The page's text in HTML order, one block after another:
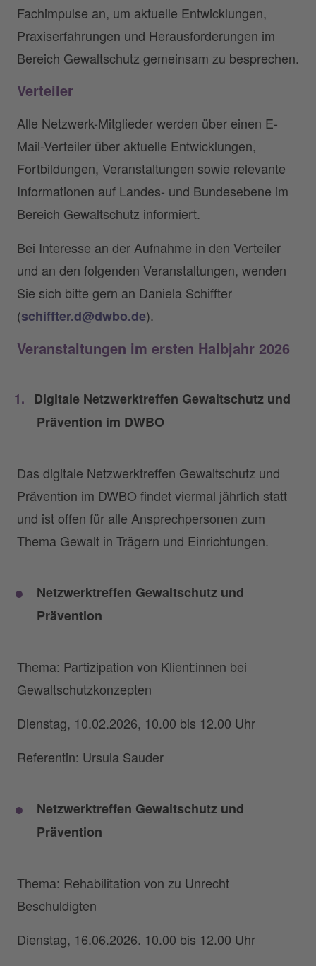
Fachimpulse an, um aktuelle Entwicklungen,
Praxiserfahrungen und Herausforderungen im
Bereich Gewaltschutz gemeinsam zu besprechen.
Verteiler
Alle Netzwerk-Mitglieder werden über einen E-
Mail-Verteiler über aktuelle Entwicklungen,
Fortbildungen, Veranstaltungen sowie relevante
Informationen auf Landes- und Bundesebene im
Bereich Gewaltschutz informiert.
Bei Interesse an der Aufnahme in den Verteiler
und an den folgenden Veranstaltungen, wenden
Sie sich bitte gern an Daniela Schiffter
(schiffter.d@dwbo.de).
Veranstaltungen im ersten Halbjahr 2026
Digitale Netzwerktreffen Gewaltschutz und
Prävention im DWBO
Das digitale Netzwerktreffen Gewaltschutz und
Prävention im DWBO findet viermal jährlich statt
und ist offen für alle Ansprechpersonen zum
Thema Gewalt in Trägern und Einrichtungen.
Netzwerktreffen Gewaltschutz und
Prävention
Thema: Partizipation von Klient:innen bei
Gewaltschutzkonzepten
Dienstag, 10.02.2026, 10.00 bis 12.00 Uhr
Referentin: Ursula Sauder
Netzwerktreffen Gewaltschutz und
Prävention
Thema: Rehabilitation von zu Unrecht
Beschuldigten
Dienstag, 16.06.2026. 10.00 bis 12.00 Uhr